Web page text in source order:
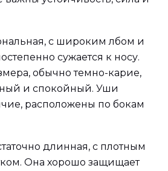
с широким лбом и
сужается к носу.
обычно темно-карие,
и спокойный. Уши
расположены по бокам
длинная, с плотным
Она хорошо защищает